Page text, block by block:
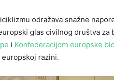
odražava snažne
glas civilnog društva
i Konfederacijom europske
razini.